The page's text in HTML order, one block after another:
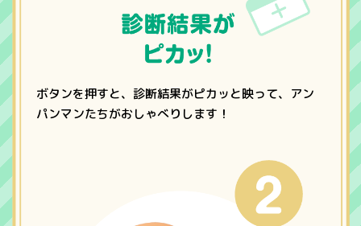
ボタンを押すと、診断結果がピカッと映って、アン
パンマンたちがおしゃべりします！